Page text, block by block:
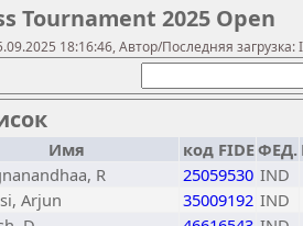
Tournament 2025 Open
18:16:46, Автор/Последняя загрузка:
Имя код FIDEФЕД.
R 25059530 IND
Arjun 35009192 IND